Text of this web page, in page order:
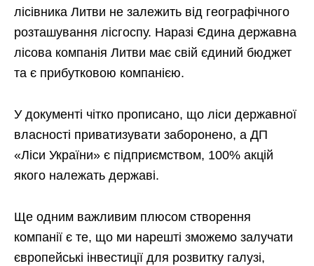
лісівника Литви не залежить від географічного
розташування лісгоспу. Наразі Єдина державна
лісова компанія Литви має свій єдиний бюджет
та є прибутковою компанією.
У документі чітко прописано, що ліси державної
власності приватизувати заборонено, а ДП
«Ліси України» є підприємством, 100% акцій
якого належать державі.
Ще одним важливим плюсом створення
компанії є те, що ми нарешті зможемо залучати
європейські інвестиції для розвитку галузі,